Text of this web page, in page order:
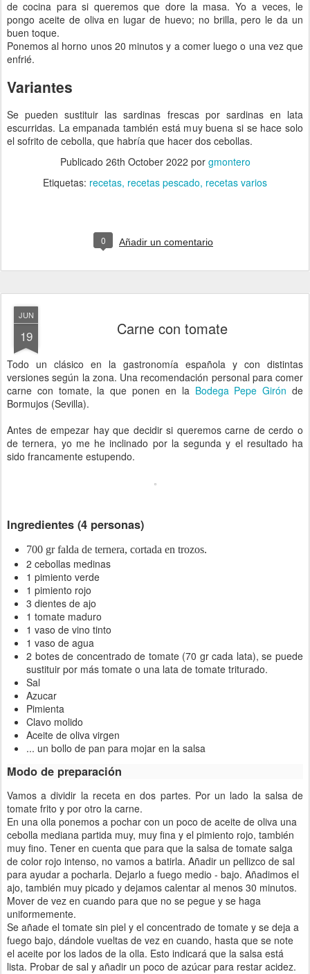
de cocina para si queremos que dore la masa. Yo a veces, le
pongo aceite de oliva en lugar de huevo; no brilla, pero le da un
buen toque.
Ponemos al horno unos 20 minutos y a comer luego o una vez que
enfrié.
Variantes
Se pueden sustituir las sardinas frescas por sardinas en lata
escurridas. La empanada también está muy buena si se hace solo
el sofrito de cebolla, que habría que hacer dos cebollas.
Publicado 26th October 2022 por gmontero
Etiquetas: recetas recetas pescado recetas varios
0 Añadir un comentario
JUN
19 Carne con tomate
Todo un clásico en la gastronomía española y con distintas
versiones según la zona. Una recomendación personal para comer
carne con tomate, la que ponen en la Bodega Pepe Girón de
Bormujos (Sevilla).
Antes de empezar hay que decidir si queremos carne de cerdo o
de ternera, yo me he inclinado por la segunda y el resultado ha
sido francamente estupendo.
Ingredientes (4 personas)
700 gr falda de ternera, cortada en trozos.
2 cebollas medinas
1 pimiento verde
1 pimiento rojo
3 dientes de ajo
1 tomate maduro
1 vaso de vino tinto
1 vaso de agua
2 botes de concentrado de tomate (70 gr cada lata), se puede
sustituir por más tomate o una lata de tomate triturado.
Sal
Azucar
Pimienta
Clavo molido
Aceite de oliva virgen
... un bollo de pan para mojar en la salsa
Modo de preparación
Vamos a dividir la receta en dos partes. Por un lado la salsa de
tomate frito y por otro la carne.
En una olla ponemos a pochar con un poco de aceite de oliva una
cebolla mediana partida muy, muy fina y el pimiento rojo, también
muy fino. Tener en cuenta que para que la salsa de tomate salga
de color rojo intenso, no vamos a batirla. Añadir un pellizco de sal
para ayudar a pocharla. Dejarlo a fuego medio - bajo. Añadimos el
ajo, también muy picado y dejamos calentar al menos 30 minutos.
Mover de vez en cuando para que no se pegue y se haga
uniformemente.
Se añade el tomate sin piel y el concentrado de tomate y se deja a
fuego bajo, dándole vueltas de vez en cuando, hasta que se note
el aceite por los lados de la olla. Esto indicará que la salsa está
lista. Probar de sal y añadir un poco de azúcar para restar acidez.